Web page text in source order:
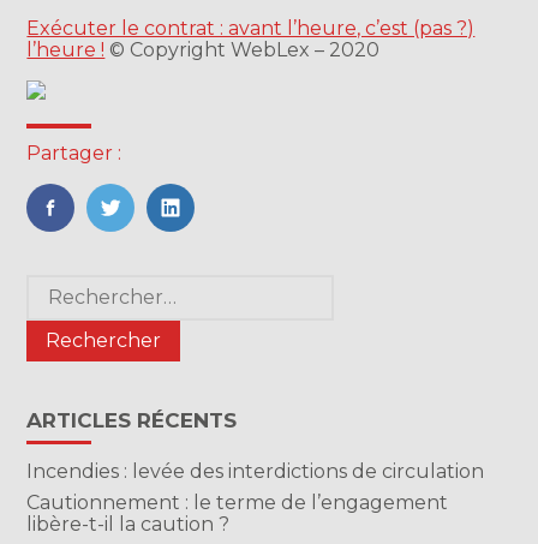
Exécuter le contrat : avant l’heure, c’est (pas ?)
l’heure ! © Copyright WebLex – 2020
Partager :
FaceBook
TwitterLinkedIn
Blog
sidebar
Rechercher :
ARTICLES RÉCENTS
Incendies : levée des interdictions de circulation
Cautionnement : le terme de l’engagement
libère-t-il la caution ?